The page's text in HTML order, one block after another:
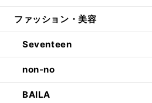
ファッション・美容
Seventeen
non-no
BAILA